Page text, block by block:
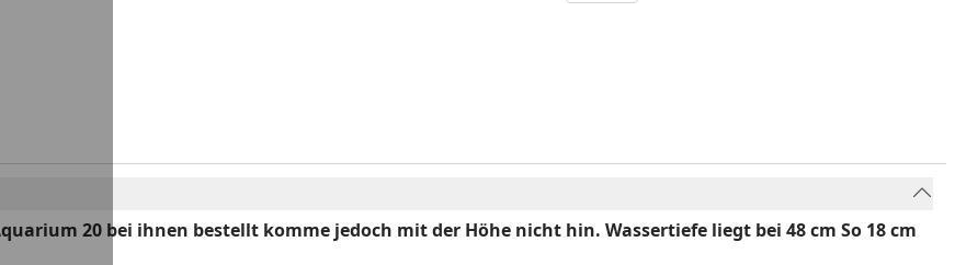
20 bei ihnen bestellt komme jedoch mit der Höhe nicht hin. Wassertiefe liegt bei 48 cm So 18 cm